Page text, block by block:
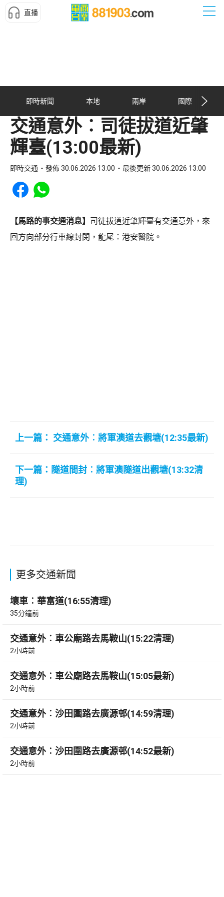
直播
即時新聞 本地 兩岸 國際
交通意外︰司徒拔道近肇
輝臺(13:00最新)
即時交通 發佈 30.06.2026 13:00 最後更新 30.06.2026 13:00
Share to Facebook
Share to WhatsApp
【馬路的事交通消息】 司徒拔道近肇輝臺有交通意外，來
回方向部分行車線封閉，龍尾：港安醫院。
上一篇： 交通意外︰將軍澳道去觀塘(12:35最新)
下一篇：隧道間封︰將軍澳隧道出觀塘(13:32清
理)
更多交通新聞
壞車︰華富道(16:55清理)
35分鐘前
交通意外︰車公廟路去馬鞍山(15:22清理)
2小時前
交通意外︰車公廟路去馬鞍山(15:05最新)
2小時前
交通意外︰沙田圍路去廣源邨(14:59清理)
2小時前
交通意外︰沙田圍路去廣源邨(14:52最新)
2小時前